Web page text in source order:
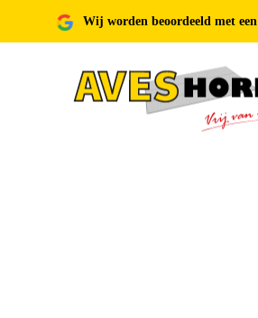
Wij worden beoordeeld met een